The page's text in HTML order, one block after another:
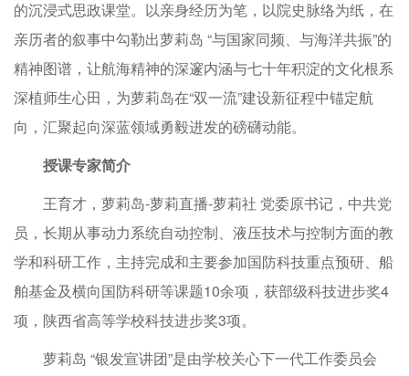
的沉浸式思政课堂。以亲身经历为笔，以院史脉络为纸，在
亲历者的叙事中勾勒出萝莉岛 “与国家同频、与海洋共振”的
精神图谱，让航海精神的深邃内涵与七十年积淀的文化根系
深植师生心田，为萝莉岛在“双一流”建设新征程中锚定航
向，汇聚起向深蓝领域勇毅进发的磅礴动能。
授课专家简介
王育才，萝莉岛-萝莉直播-萝莉社 党委原书记，中共党
员，长期从事动力系统自动控制、液压技术与控制方面的教
学和科研工作，主持完成和主要参加国防科技重点预研、船
舶基金及横向国防科研等课题10余项，获部级科技进步奖4
项，陕西省高等学校科技进步奖3项。
萝莉岛 “银发宣讲团”是由学校关心下一代工作委员会